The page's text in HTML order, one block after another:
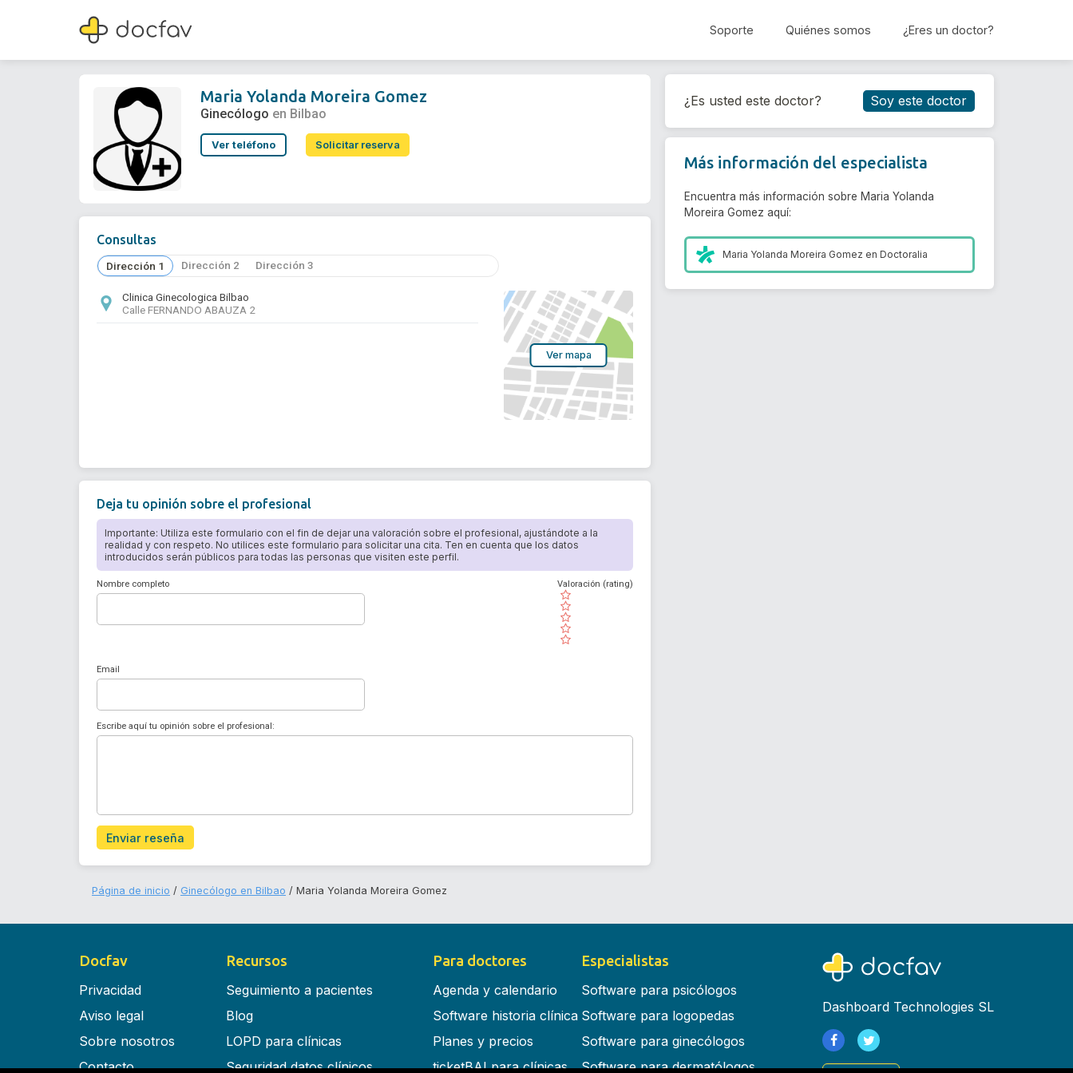
Soporte Quiénes somos ¿Eres un doctor?
Maria Yolanda Moreira Gomez
Ginecólogo
Reservar cita
Maria Yolanda Moreira Gomez
Ginecólogo en Bilbao
Ver teléfono Solicitar reserva
Consultas
Dirección 1 Dirección 2 Dirección 3
Clinica Ginecologica Bilbao
Calle FERNANDO ABAUZA 2
Ver mapa
Deja tu opinión sobre el profesional
Importante: Utiliza este formulario con el fin de dejar una valoración sobre el profesional, ajustándote a la
realidad y con respeto. No utilices este formulario para solicitar una cita. Ten en cuenta que los datos
introducidos serán públicos para todas las personas que visiten este perfil.
Nombre completo
( )
( )
( )
( )
( )
Valoración (rating)
Email
Escribe aquí tu opinión sobre el profesional:
Enviar reseña
¿Es usted este doctor? Soy este doctor
Más información del especialista
Encuentra más información sobre Maria Yolanda
Moreira Gomez aquí:
Maria Yolanda Moreira Gomez enDoctoralia
Página de inicio Ginecólogo en Bilbao Maria Yolanda Moreira Gomez
Docfav
Privacidad
Aviso legal
Sobre nosotros
Contacto
Recursos
Seguimiento a pacientes
Blog
LOPD para clínicas
Seguridad datos clínicos
Para doctores
Agenda y calendario
Software historia clínica
Planes y precios
ticketBAI para clínicas
Especialistas
Software para psicólogos
Software para logopedas
Software para ginecólogos
Software para dermatólogos
Dashboard Technologies SL